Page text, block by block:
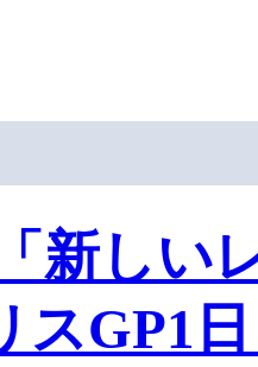
新しい
スGP1